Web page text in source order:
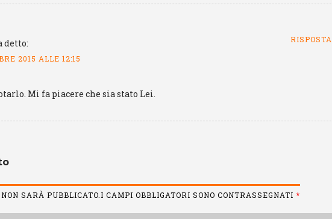
detto:
2015 ALLE 12:15
Mi fa piacere che sia stato Lei.
RISPOSTA
SARÀ PUBBLICATO.I CAMPI OBBLIGATORI SONO CONTRASSEGNATI *